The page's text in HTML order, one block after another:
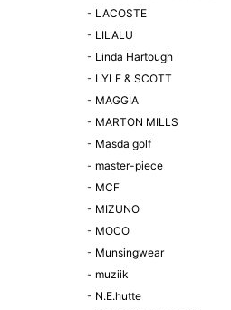
- LACOSTE
- LILALU
- Linda Hartough
- LYLE & SCOTT
- MAGGIA
- MARTON MILLS
- Masda golf
- master-piece
- MCF
- MIZUNO
- MOCO
- Munsingwear
- muziik
- N.E.hutte